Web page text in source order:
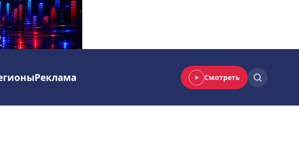
Реклама Смотреть